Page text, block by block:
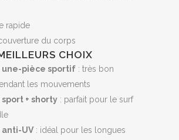
rapide
du corps
CHOIX
une-pièce sportif : très bon
les mouvements
sport + shorty : parfait pour le surf
anti-UV: idéal pour les longues